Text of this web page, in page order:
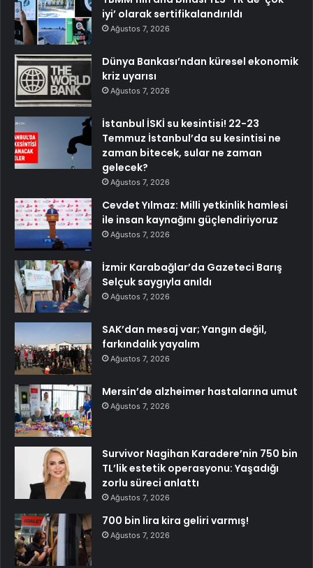
iyi’ olarak sertifikalandırıldı
Ağustos 7, 2026
Dünya Bankası’ndan küresel ekonomik
kriz uyarısı
Ağustos 7, 2026
İstanbul İSKİ su kesintisi! 22-23
Temmuz İstanbul’da su kesintisi ne
zaman bitecek, sular ne zaman
gelecek?
Ağustos 7, 2026
Cevdet Yılmaz: Milli yetkinlik hamlesi
ile insan kaynağını güçlendiriyoruz
Ağustos 7, 2026
İzmir Karabağlar’da Gazeteci Barış
Selçuk saygıyla anıldı
Ağustos 7, 2026
SAK’dan mesaj var; Yangın değil,
farkındalık yayalım
Ağustos 7, 2026
Mersin’de alzheimer hastalarına umut
Ağustos 7, 2026
Survivor Nagihan Karadere’nin 750 bin
TL’lik estetik operasyonu: Yaşadığı
zorlu süreci anlattı
Ağustos 7, 2026
700 bin lira kira geliri varmış!
Ağustos 7, 2026